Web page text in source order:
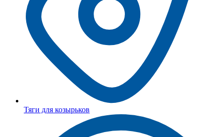
Тяги для козырьков